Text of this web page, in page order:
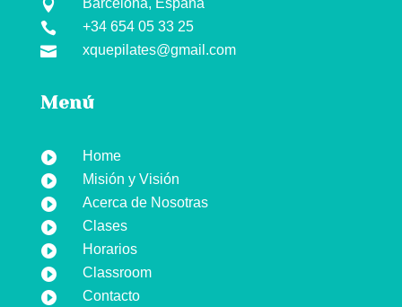
 Barcelona, España
 +34 654 05 33 25
 xquepilates@gmail.com
Menú
 Home
 Misión y Visión
 Acerca de Nosotras
 Clases
 Horarios
 Classroom
 Contacto